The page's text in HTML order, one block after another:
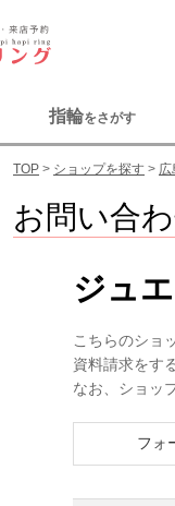
指輪をさがす
TOP ショップを探す 広
お問い合
ジュ
こちらのショ
資料請求をす
なお、ショッ
フォ